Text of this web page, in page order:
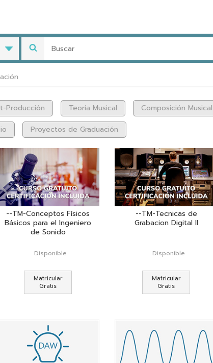
Producción Teoría Musical Composición Musical
Proyectos de Graduación
--TM-Conceptos Físicos
Básicos para el Ingeniero
de Sonido
Disponible
Matricular
Gratis
--TM-Tecnicas de
Grabacion Digital II
Disponible
Matricular
Gratis